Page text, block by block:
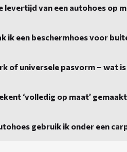
levertijd van een autohoes op
ik een beschermhoes voor
of universele pasvorm – wat
‘volledig op maat’
gebruik ik onder een